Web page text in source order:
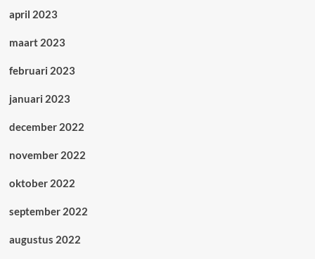
april 2023
maart 2023
februari 2023
januari 2023
december 2022
november 2022
oktober 2022
september 2022
augustus 2022